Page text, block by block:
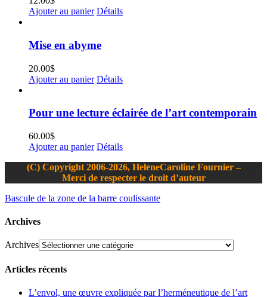
Ajouter au panier Détails
Mise en abyme
20.00$
Ajouter au panier Détails
Pour une lecture éclairée de l’art contemporain
60.00$
Ajouter au panier Détails
(C) Copyright 2006-2026, HeleneCaroline Fournier –
Merci de respecter le droit d’auteur
Bascule de la zone de la barre coulissante
Archives
Archives
Articles récents
L’envol, une œuvre expliquée par l’herméneutique de l’art